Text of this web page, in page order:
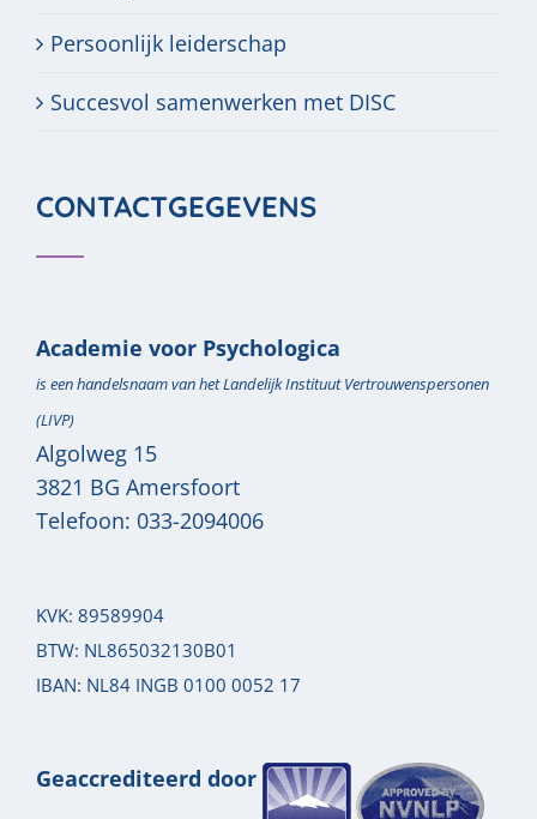
Persoonlijk leiderschap
Succesvol samenwerken met DISC
CONTACTGEGEVENS
Academie voor Psychologica
is een handelsnaam van het Landelijk Instituut Vertrouwenspersonen
(LIVP)
Algolweg 15
3821 BG Amersfoort
Telefoon: 033-2094006
KVK: 89589904
BTW: NL865032130B01
IBAN: NL84 INGB 0100 0052 17
Geaccrediteerd door